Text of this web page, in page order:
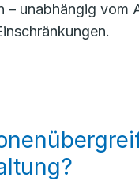
– unabhängig vom